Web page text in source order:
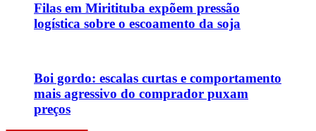
Filas em Miritituba expõem pressão
logística sobre o escoamento da soja
Boi gordo: escalas curtas e comportamento
mais agressivo do comprador puxam
preços